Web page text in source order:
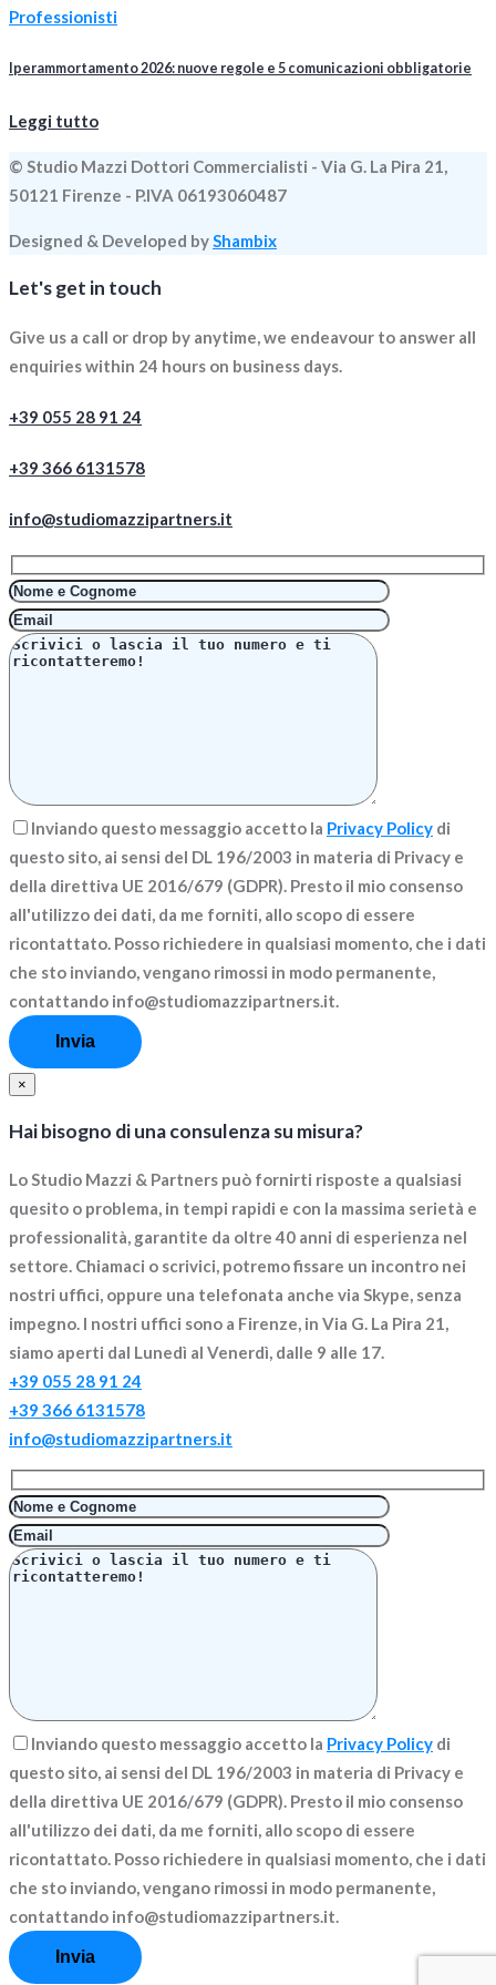
Professionisti
Iperammortamento 2026: nuove regole e 5 comunicazioni obbligatorie
Leggi tutto
© Studio Mazzi Dottori Commercialisti - Via G. La Pira 21,
50121 Firenze - P.IVA 06193060487
Designed & Developed byShambix
Let's get in touch
Give us a call or drop by anytime, we endeavour to answer all
enquiries within 24 hours on business days.
+39 055 28 91 24
+39 366 6131578
info@studiomazzipartners.it
Inviando questo messaggio accetto la Privacy Policy di
questo sito, ai sensi del DL 196/2003 in materia di Privacy e
della direttiva UE 2016/679 (GDPR). Presto il mio consenso
all'utilizzo dei dati, da me forniti, allo scopo di essere
ricontattato. Posso richiedere in qualsiasi momento, che i dati
che sto inviando, vengano rimossi in modo permanente,
contattando info@studiomazzipartners.it.
×
Hai bisogno di una consulenza su misura?
Lo Studio Mazzi & Partners può fornirti risposte a qualsiasi
quesito o problema, in tempi rapidi e con la massima serietà e
professionalità, garantite da oltre 40 anni di esperienza nel
settore. Chiamaci o scrivici, potremo fissare un incontro nei
nostri uffici, oppure una telefonata anche via Skype, senza
impegno. I nostri uffici sono a Firenze, in Via G. La Pira 21,
siamo aperti dal Lunedì al Venerdì, dalle 9 alle 17.
+39 055 28 91 24
+39 366 6131578
info@studiomazzipartners.it
Inviando questo messaggio accetto la Privacy Policy di
questo sito, ai sensi del DL 196/2003 in materia di Privacy e
della direttiva UE 2016/679 (GDPR). Presto il mio consenso
all'utilizzo dei dati, da me forniti, allo scopo di essere
ricontattato. Posso richiedere in qualsiasi momento, che i dati
che sto inviando, vengano rimossi in modo permanente,
contattando info@studiomazzipartners.it.